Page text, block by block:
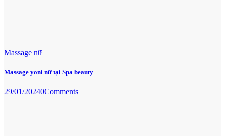
Massage nữ
Massage yoni nữ tại Spa beauty
29/01/20240Comments